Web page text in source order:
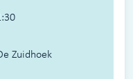
Zuidhoek